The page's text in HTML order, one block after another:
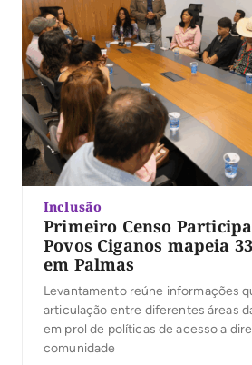
Inclusão
Primeiro Censo
Povos Ciganos mapeia
em Palmas
Levantamento reúne informações
articulação entre diferentes áreas
em prol de políticas de acesso a
comunidade